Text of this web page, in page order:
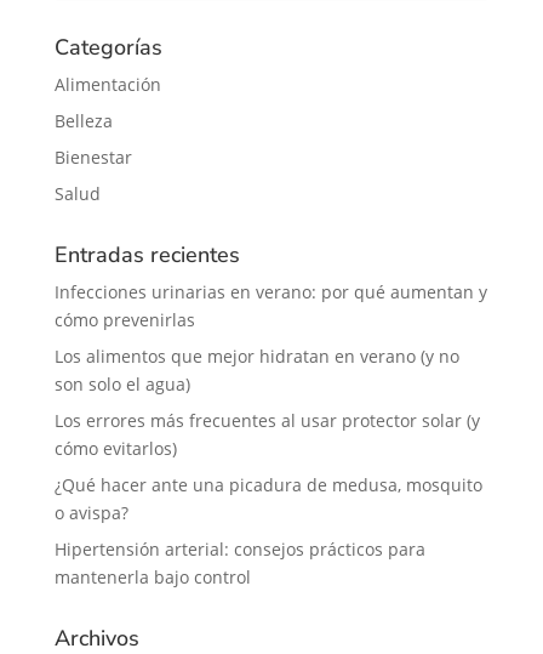
Categorías
Alimentación
Belleza
Bienestar
Salud
Entradas recientes
Infecciones urinarias en verano: por qué aumentan y
cómo prevenirlas
Los alimentos que mejor hidratan en verano (y no
son solo el agua)
Los errores más frecuentes al usar protector solar (y
cómo evitarlos)
¿Qué hacer ante una picadura de medusa, mosquito
o avispa?
Hipertensión arterial: consejos prácticos para
mantenerla bajo control
Archivos